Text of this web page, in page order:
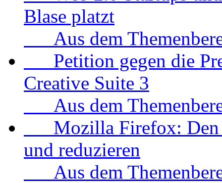
Blase platzt
Aus dem
Petition gegen die
Creative Suite 3
Aus dem
Mozilla Firefox: Den
und reduzieren
Aus dem